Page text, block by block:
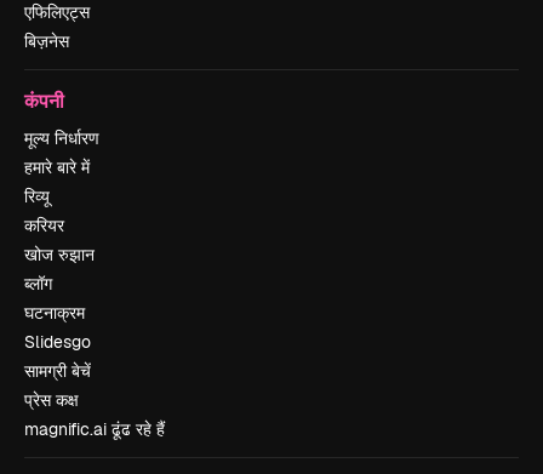
एफिलिएट्स
बिज़नेस
कंपनी
मूल्य निर्धारण
हमारे बारे में
रिव्यू
करियर
खोज रुझान
ब्लॉग
घटनाक्रम
Slidesgo
सामग्री बेचें
प्रेस कक्ष
magnific.ai ढूंढ रहे हैं